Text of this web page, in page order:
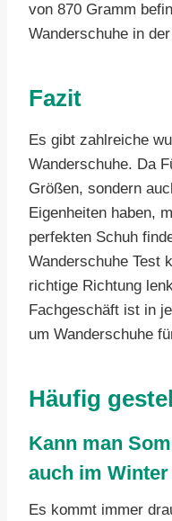
von 870 Gramm
Wanderschuhe in
Fazit
Es gibt zahlreiche
Wanderschuhe. Da
Größen, sondern
Eigenheiten haben,
perfekten Schuh
Wanderschuhe Test
richtige Richtung
Fachgeschäft ist in
um Wanderschuhe
Häufig
Kann man
auch im
Es kommt immer